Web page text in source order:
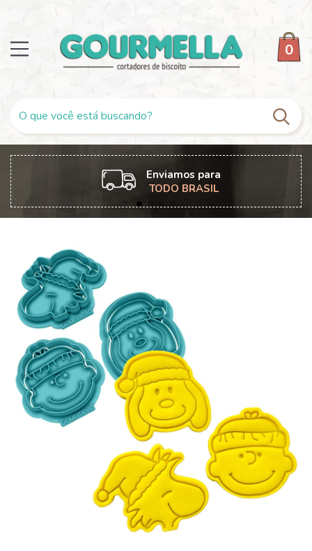
0
Enviamos para
TODO BRASIL